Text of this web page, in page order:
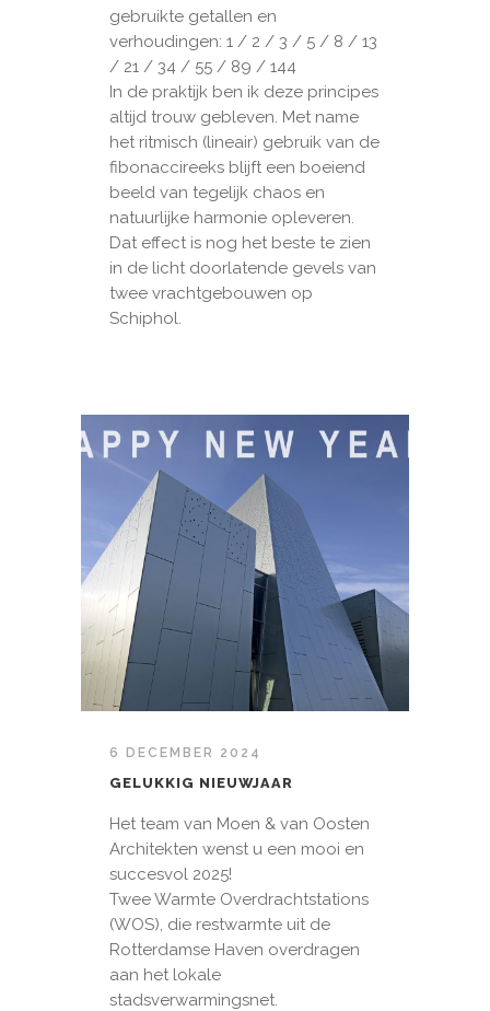
gebruikte getallen en
verhoudingen: 1 / 2 / 3 / 5 / 8 / 13
/ 21 / 34 / 55 / 89 / 144
In de praktijk ben ik deze principes
altijd trouw gebleven. Met name
het ritmisch (lineair) gebruik van de
fibonaccireeks blijft een boeiend
beeld van tegelijk chaos en
natuurlijke harmonie opleveren.
Dat effect is nog het beste te zien
in de licht doorlatende gevels van
twee vrachtgebouwen op
Schiphol.
6 DECEMBER 2024
GELUKKIG NIEUWJAAR
Het team van Moen & van Oosten
Architekten wenst u een mooi en
succesvol 2025!
Twee Warmte Overdrachtstations
(WOS), die restwarmte uit de
Rotterdamse Haven overdragen
aan het lokale
stadsverwarmingsnet.